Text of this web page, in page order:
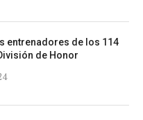
entrenadores de los 114
de Honor